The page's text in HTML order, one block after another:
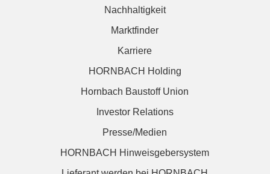
Nachhaltigkeit
Marktfinder
Karriere
HORNBACH Holding
Hornbach Baustoff Union
Investor Relations
Presse/Medien
HORNBACH Hinweisgebersystem